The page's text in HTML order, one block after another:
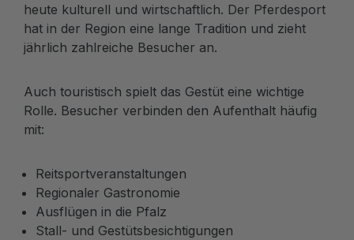
heute kulturell und wirtschaftlich. Der Pferdesport
hat in der Region eine lange Tradition und zieht
jährlich zahlreiche Besucher an.
Auch touristisch spielt das Gestüt eine wichtige
Rolle. Besucher verbinden den Aufenthalt häufig
mit:
Reitsportveranstaltungen
Regionaler Gastronomie
Ausflügen in die Pfalz
Stall- und Gestütsbesichtigungen